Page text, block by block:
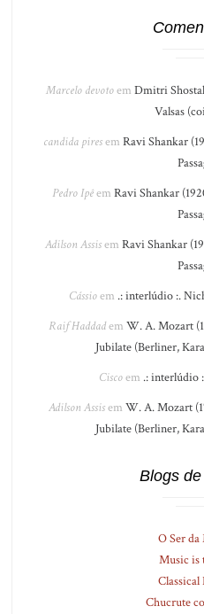
Marcelo devotoem Dmitri
Valsas
candida piresem Ravi Shankar
Pedro Ipêem Ravi Shankar
Adilson Assisem Ravi Shankar
Cássioem .: interlúdio :.
Raif Haddadem W. A. Mozart
Jubilate (Berliner,
Ciscoem .: interlúdio
Adilson Assisem W. A. Mozart
Jubilate (Berliner,
Blogs
O Ser
Music is
Chucrute